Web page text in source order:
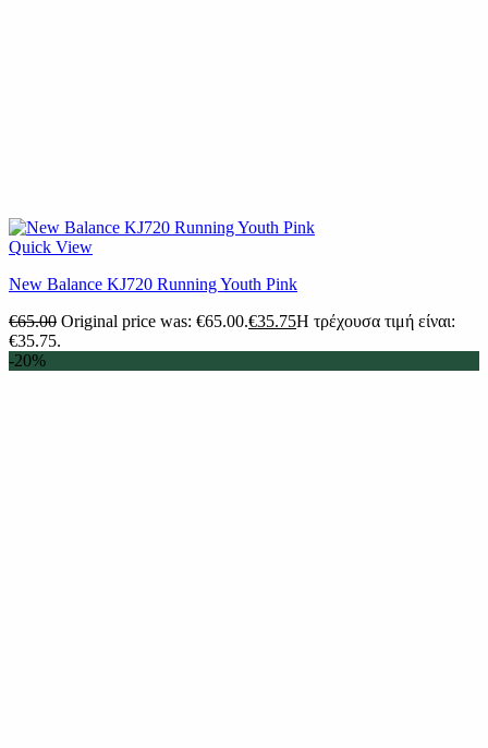
Quick View
New Balance KJ720 Running Youth Pink
€65.00 Original price was: €65.00.€35.75Η τρέχουσα τιμή είναι:
€35.75.
-20%